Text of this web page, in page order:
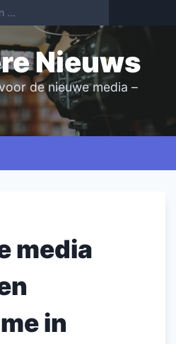
Nieuws
de nieuwe media –
media
in